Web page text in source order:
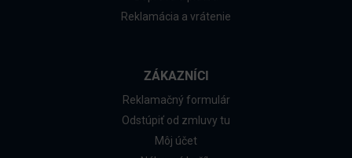
Reklamácia a vrátenie
ZÁKAZNÍCI
Reklamačný formulár
Odstúpiť od zmluvy tu
Môj účet